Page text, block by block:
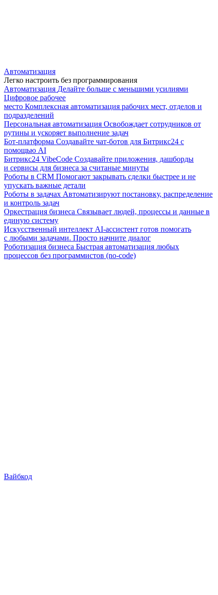
Автоматизация
Легко настроить без программирования
Автоматизация Делайте больше с меньшими усилиями
Цифровое рабочее
место Комплексная автоматизация рабочих мест, отделов и
подразделений
Персональная автоматизация Освобождает сотрудников от
рутины и ускоряет выполнение задач
Бот-платформа Создавайте чат-ботов для Битрикс24 с
помощью AI
Битрикс24 VibeCode Создавайте приложения, дашборды
и сервисы для бизнеса за считаные минуты
Роботы в CRM Помогают закрывать сделки быстрее и не
упускать важные детали
Роботы в задачах Автоматизируют постановку, распределение
и контроль задач
Оркестрация бизнеса Связывает людей, процессы и данные в
единую систему
Искусственный интеллект AI-ассистент готов помогать
с любыми задачами. Просто начните диалог
Роботизация бизнеса Быстрая автоматизация любых
процессов без программистов (no-code)
Вайбкод